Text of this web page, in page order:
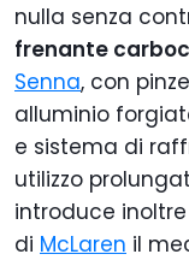
nulla senza
frenante
Senna, con
alluminio
e sistema di
utilizzo
introduce
di McLaren il